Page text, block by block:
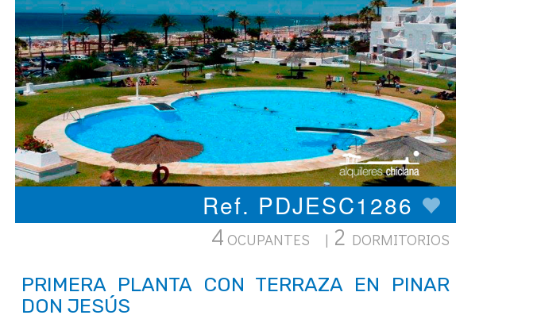
Ref. PDJESC1286
4 OCUPANTES | 2 DORMITORIOS
PRIMERA PLANTA CON TERRAZA EN PINAR
DON JESÚS